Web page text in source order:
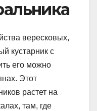
вересковых,
кустарник с
его можно
Этот
растет на
там, где